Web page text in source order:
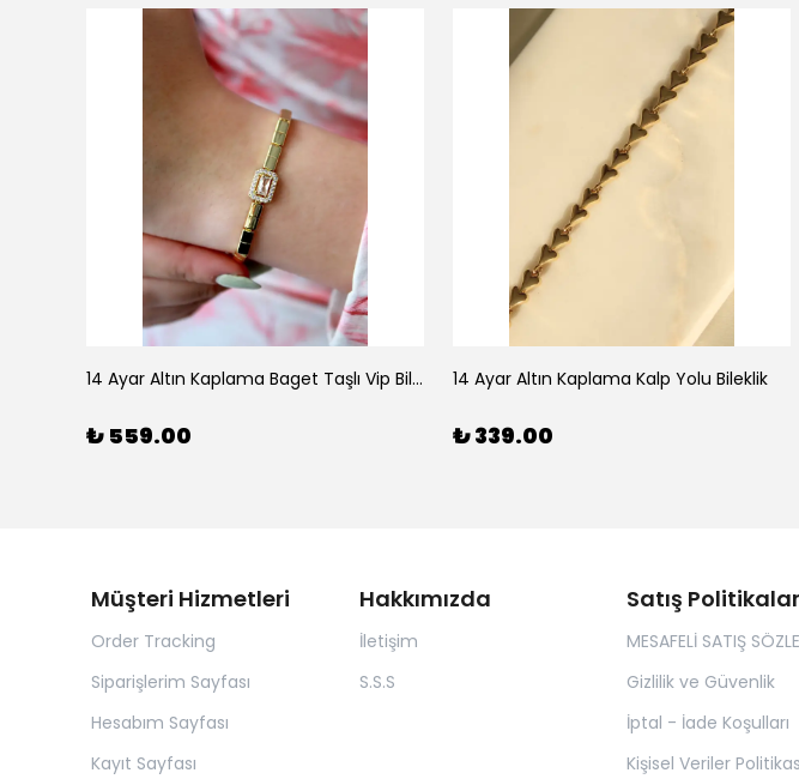
14 Ayar Altın Kaplama Baget Taşlı Vip Bileklik
₺ 559.00
14 Ayar Altın Kaplama Kalp Yolu Bileklik
₺ 339.00
Müşteri Hizmetleri
Order Tracking
Siparişlerim Sayfası
Hesabım Sayfası
Kayıt Sayfası
Hakkımızda
İletişim
S.S.S
Satış
MESAFELİ SATIŞ
Gizlilik ve Güvenlik
İptal - İade Koşulları
Kişisel Veriler